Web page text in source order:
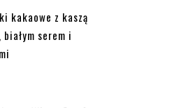
kakaowe z kaszą
serem i